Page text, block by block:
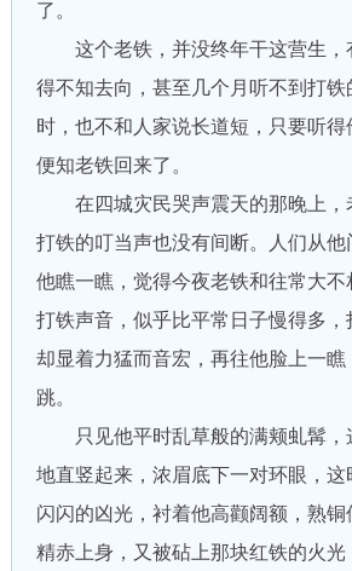
了。
这个老铁，并没终年干这营生，
得不知去向，甚至几个月听不到打
时，也不和人家说长道短，只要听得
便知老铁回来了。
在四城灾民哭声震天的那晚上，
打铁的叮当声也没有间断。人们从他
他瞧一瞧，觉得今夜老铁和往常大不
打铁声音，似乎比平常日子慢得多，
却显着力猛而音宏，再往他脸上一瞧
跳。
只见他平时乱草般的满颊虬髯，
地直竖起来，浓眉底下一对环眼，这
闪闪的凶光，衬着他高颧阔额，熟
精赤上身，又被砧上那块红铁的火光